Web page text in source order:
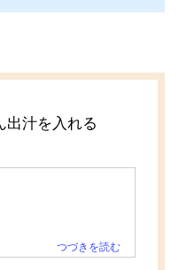
汁を入れる